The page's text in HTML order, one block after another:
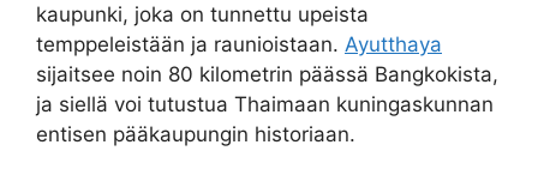
kaupunki, joka on tunnettu upeista
temppeleistään ja raunioistaan. Ayutthaya
sijaitsee noin 80 kilometrin päässä Bangkokista,
ja siellä voi tutustua Thaimaan kuningaskunnan
entisen pääkaupungin historiaan.